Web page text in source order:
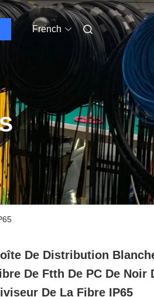
French
De Distribution
De Ftth De PC De Noir
De La Fibre IP65